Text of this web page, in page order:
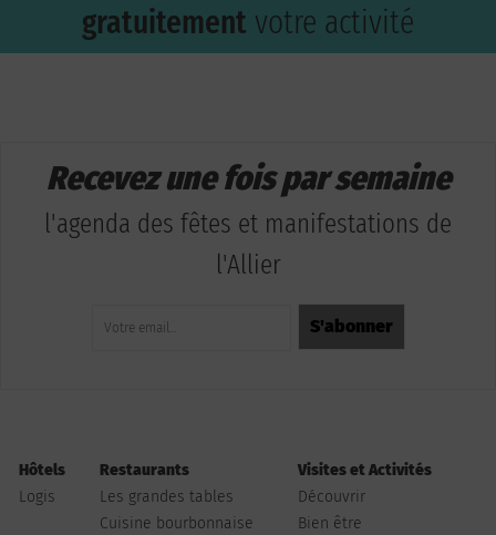
gratuitement votre activité
Recevez une fois par semaine
l'agenda des fêtes et manifestations de
l'Allier
Hôtels
Logis
Restaurants
Les grandes tables
Cuisine bourbonnaise
Visites et Activités
Découvrir
Bien être